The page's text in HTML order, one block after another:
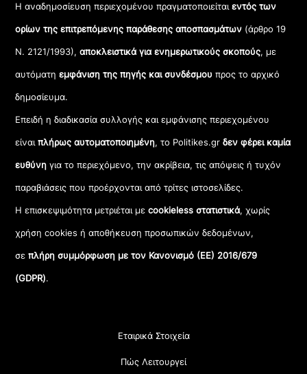
Η αναδημοσίευση περιεχομένου πραγματοποιείταιεντός των
ορίων της επιτρεπόμενης παράθεσης αποσπασμάτων (άρθρο 19
Ν. 2121/1993), αποκλειστικά για ενημερωτικούς σκοπούς, με
αυτόματηεμφάνιση της πηγής και συνδέσμου προς το αρχικό
δημοσίευμα.
Επειδή η διαδικασία συλλογής και εμφάνισης περιεχομένου
είναιπλήρως αυτοματοποιημένη, το Politikes.grδεν φέρει καμία
ευθύνη για το περιεχόμενο, την ακρίβεια, τις απόψεις ή τυχόν
παραβιάσεις που προέρχονται από τρίτες ιστοσελίδες.
Η επισκεψιμότητα μετριέται μεcookieless στατιστικά, χωρίς
χρήση cookies ή αποθήκευση προσωπικών δεδομένων,
σεπλήρη συμμόρφωση με τον Κανονισμό (ΕΕ) 2016/679
(GDPR).
Εταιρικά Στοιχεία
Πώς Λειτουργεί